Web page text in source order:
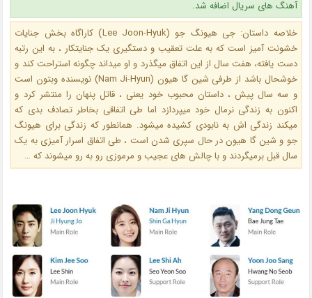
آهنگ های سریال اضافه شد.
خلاصه داستان: جی هیونگ جو (Lee Joon-Hyuk) کاراگاه بخش جنایات
خشونت آمیز است که به علت تعقیب و دستگیری یک جنایتکار ، به این رتبه
دست یافته، هفت سال از این اتفاق میگذرد و او میداند چگونه استراحت کند و
خوشحال باشد از طرفی شین گا هیون (Nam Ji-Hyun) نویسنده وبتون است
و سه سال پیش ، داستان محبوب خود یعنی ، قاتل پنهان را منتشر کرد و
اکنون به زندگی نرمال خود میپردازد اما طی اتفاقی بخاطر تصادف بدی که
میکند زندگی اش به نابودی کشیده میشود. همانطور که زندگی برای هیونگ
جو و شین گا هیون در حال سپری شدن است ، طی اتفاق اسرار آمیزی به یک
سال قبل برمیگردند و با چالش های عجیب و مرموزی رو به رو میشوند که …